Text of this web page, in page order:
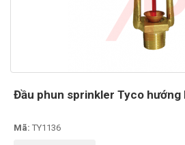
Đầu phun sprinkler Tyco hướng
Mã: TY1136